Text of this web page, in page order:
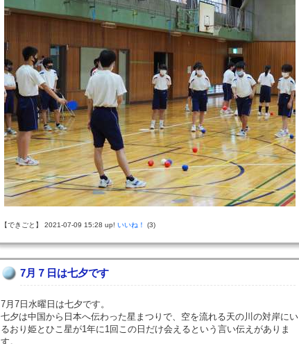
【できごと】 2021-07-09 15:28 up! いいね！ (3)
7月７日は七夕です
7月7日水曜日は七夕です。
七夕は中国から日本へ伝わった星まつりで、空を流れる天の川の対岸にい
るおり姫とひこ星が1年に1回この日だけ会えるという言い伝えがありま
す。